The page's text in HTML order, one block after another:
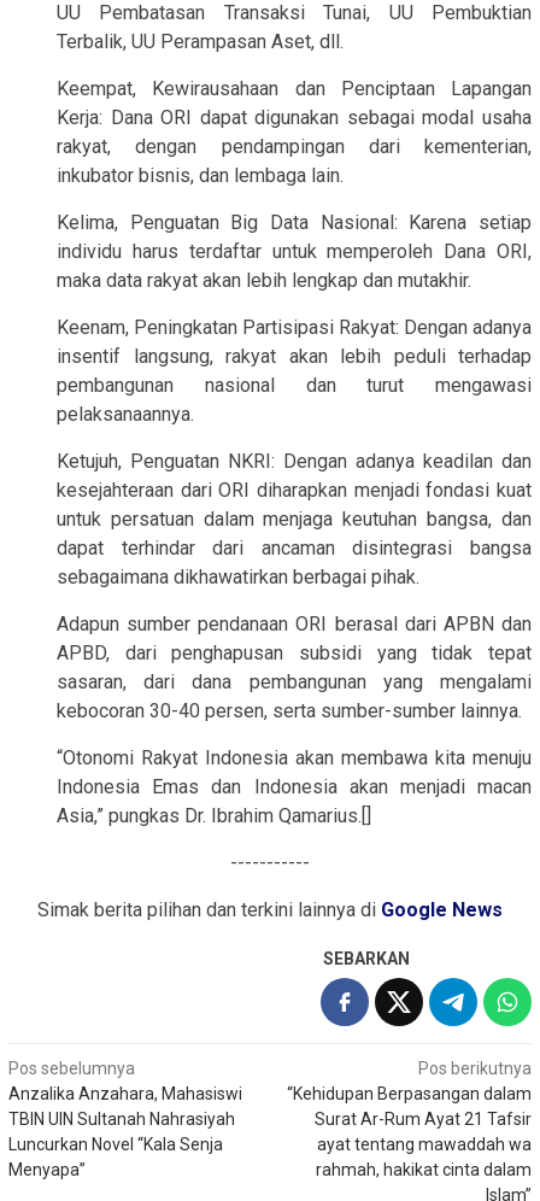
UU Pembatasan Transaksi Tunai, UU Pembuktian
Terbalik, UU Perampasan Aset, dll.
Keempat, Kewirausahaan dan Penciptaan Lapangan
Kerja: Dana ORI dapat digunakan sebagai modal usaha
rakyat, dengan pendampingan dari kementerian,
inkubator bisnis, dan lembaga lain.
Kelima, Penguatan Big Data Nasional: Karena setiap
individu harus terdaftar untuk memperoleh Dana ORI,
maka data rakyat akan lebih lengkap dan mutakhir.
Keenam, Peningkatan Partisipasi Rakyat: Dengan adanya
insentif langsung, rakyat akan lebih peduli terhadap
pembangunan nasional dan turut mengawasi
pelaksanaannya.
Ketujuh, Penguatan NKRI: Dengan adanya keadilan dan
kesejahteraan dari ORI diharapkan menjadi fondasi kuat
untuk persatuan dalam menjaga keutuhan bangsa, dan
dapat terhindar dari ancaman disintegrasi bangsa
sebagaimana dikhawatirkan berbagai pihak.
Adapun sumber pendanaan ORI berasal dari APBN dan
APBD, dari penghapusan subsidi yang tidak tepat
sasaran, dari dana pembangunan yang mengalami
kebocoran 30-40 persen, serta sumber-sumber lainnya.
“Otonomi Rakyat Indonesia akan membawa kita menuju
Indonesia Emas dan Indonesia akan menjadi macan
Asia,” pungkas Dr. Ibrahim Qamarius.[]
-----------
Simak berita pilihan dan terkini lainnya di Google News
SEBARKAN
Navigasi
pos
Pos sebelumnya
Anzalika Anzahara, Mahasiswi
TBIN UIN Sultanah Nahrasiyah
Luncurkan Novel “Kala Senja
Menyapa”
Pos berikutnya
“Kehidupan Berpasangan dalam
Surat Ar-Rum Ayat 21 Tafsir
ayat tentang mawaddah wa
rahmah, hakikat cinta dalam
Islam”